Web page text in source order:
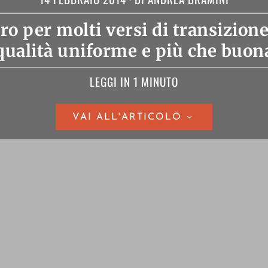
per molti versi di
uniforme e più che
LEGGI IN 1 MINUTO
VAI ALL'ARTICOLO